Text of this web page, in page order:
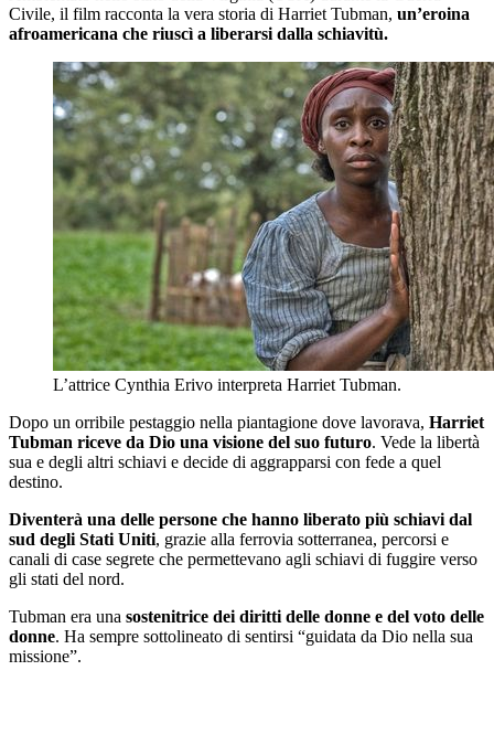
Civile, il film racconta la vera storia di Harriet Tubman, un’eroina
afroamericana che riuscì a liberarsi dalla schiavitù.
L’attrice Cynthia Erivo interpreta Harriet Tubman.
Dopo un orribile pestaggio nella piantagione dove lavorava, Harriet
Tubman riceve da Dio una visione del suo futuro. Vede la libertà
sua e degli altri schiavi e decide di aggrapparsi con fede a quel
destino.
Diventerà una delle persone che hanno liberato più schiavi dal
sud degli Stati Uniti, grazie alla ferrovia sotterranea, percorsi e
canali di case segrete che permettevano agli schiavi di fuggire verso
gli stati del nord.
Tubman era una sostenitrice dei diritti delle donne e del voto delle
donne. Ha sempre sottolineato di sentirsi “guidata da Dio nella sua
missione”.